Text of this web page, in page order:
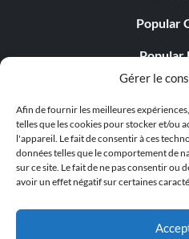
Gérer le
Afin de fournir les meilleures
telles que les cookies pour stocker et/ou
l'appareil. Le fait de consentir à ces
données telles que le comportement de
sur ce site. Le fait de ne pas consentir ou
avoir un effet négatif sur certaines
Popular
Popular
Popular
Popular
LATEST